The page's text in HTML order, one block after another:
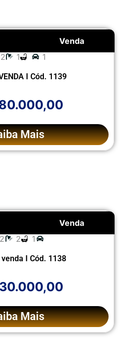
Venda
2 1 1
I Cód. 1139
Mais
Venda
2 2 1
I Cód. 1138
Mais